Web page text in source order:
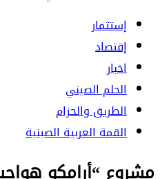
إستثمار
إقتصاد
اخبار
الحلم الصيني
الطريق والحزام
القمة العربية الصينية